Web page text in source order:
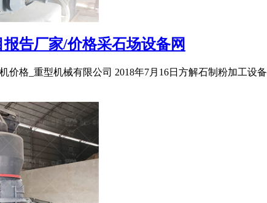
告厂家/价格采石场设备网
价格_重型机械有限公司 2018年7月16日方解石制粉加工